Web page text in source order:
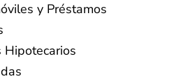
y Préstamos
Hipotecarios